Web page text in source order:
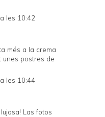
les 10:42
més a la crema
unes postres de
les 10:44
Las fotos